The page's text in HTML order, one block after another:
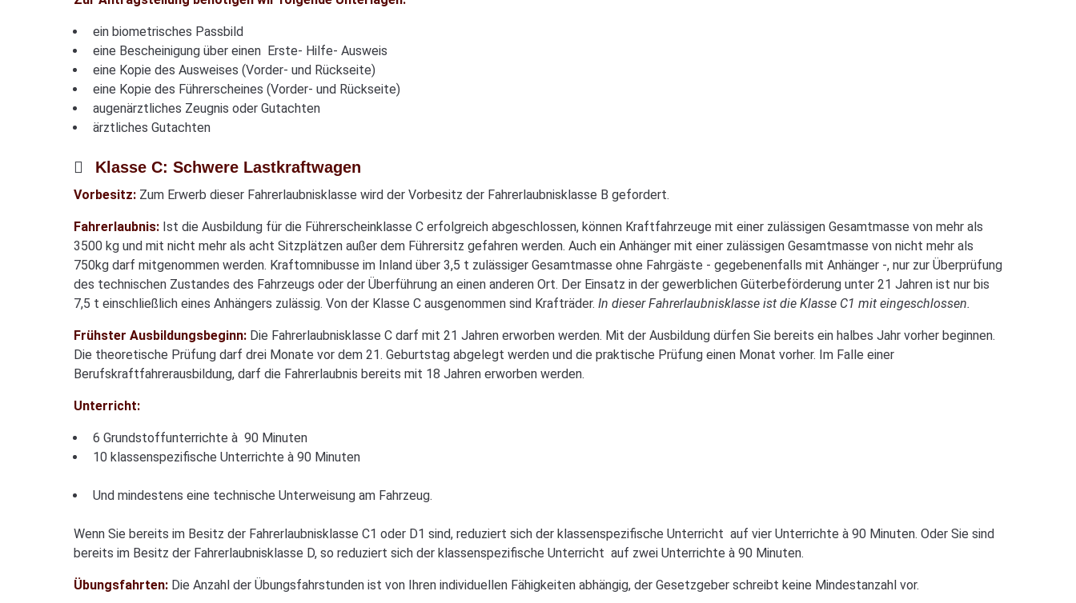
ein biometrisches Passbild
eine Bescheinigung über einen Erste- Hilfe- Ausweis
eine Kopie des Ausweises (Vorder- und Rückseite)
eine Kopie des Führerscheines (Vorder- und Rückseite)
augenärztliches Zeugnis oder Gutachten
ärztliches Gutachten
Klasse C: Schwere Lastkraftwagen
Vorbesitz: Zum Erwerb dieser Fahrerlaubnisklasse wird der Vorbesitz der Fahrerlaubnisklasse B gefordert.
Fahrerlaubnis: Ist die Ausbildung für die Führerscheinklasse C erfolgreich abgeschlossen, können Kraftfahrzeuge mit einer zulässigen Gesamtmasse von mehr als
3500 kg und mit nicht mehr als acht Sitzplätzen außer dem Führersitz gefahren werden. Auch ein Anhänger mit einer zulässigen Gesamtmasse von nicht mehr als
750kg darf mitgenommen werden. Kraftomnibusse im Inland über 3,5 t zulässiger Gesamtmasse ohne Fahrgäste - gegebenenfalls mit Anhänger -, nur zur Überprüfung
des technischen Zustandes des Fahrzeugs oder der Überführung an einen anderen Ort. Der Einsatz in der gewerblichen Güterbeförderung unter 21 Jahren ist nur bis
7,5 t einschließlich eines Anhängers zulässig. Von der Klasse C ausgenommen sind Krafträder. In dieser Fahrerlaubnisklasse ist die Klasse C1 mit eingeschlossen.
Frühster Ausbildungsbeginn: Die Fahrerlaubnisklasse C darf mit 21 Jahren erworben werden. Mit der Ausbildung dürfen Sie bereits ein halbes Jahr vorher beginnen.
Die theoretische Prüfung darf drei Monate vor dem 21. Geburtstag abgelegt werden und die praktische Prüfung einen Monat vorher. Im Falle einer
Berufskraftfahrerausbildung, darf die Fahrerlaubnis bereits mit 18 Jahren erworben werden.
Unterricht:
6 Grundstoffunterrichte à 90 Minuten
10 klassenspezifische Unterrichte à 90 Minuten
Und mindestens eine technische Unterweisung am Fahrzeug.
Wenn Sie bereits im Besitz der Fahrerlaubnisklasse C1 oder D1 sind, reduziert sich der klassenspezifische Unterricht auf vier Unterrichte à 90 Minuten. Oder Sie sind
bereits im Besitz der Fahrerlaubnisklasse D, so reduziert sich der klassenspezifische Unterricht auf zwei Unterrichte à 90 Minuten.
Übungsfahrten: Die Anzahl der Übungsfahrstunden ist von Ihren individuellen Fähigkeiten abhängig, der Gesetzgeber schreibt keine Mindestanzahl vor.